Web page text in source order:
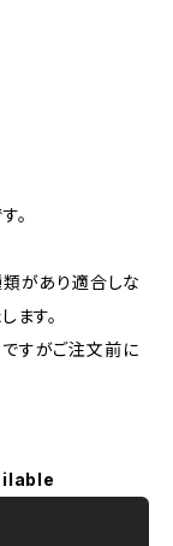
。
類があり適合しな
ます。
すがご注文前に